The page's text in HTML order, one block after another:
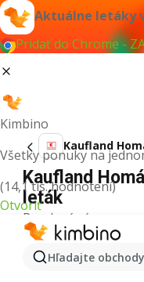
Aktuálne letáky
Pridať do Chrome -
Kimbino
Všetky ponuky na
(14,1 tis. hodnotení)
Otvoriť
Hľadajte
Kaufland
Kaufland
leták
Pre daný výraz sme
Ďalšie
Kaufland